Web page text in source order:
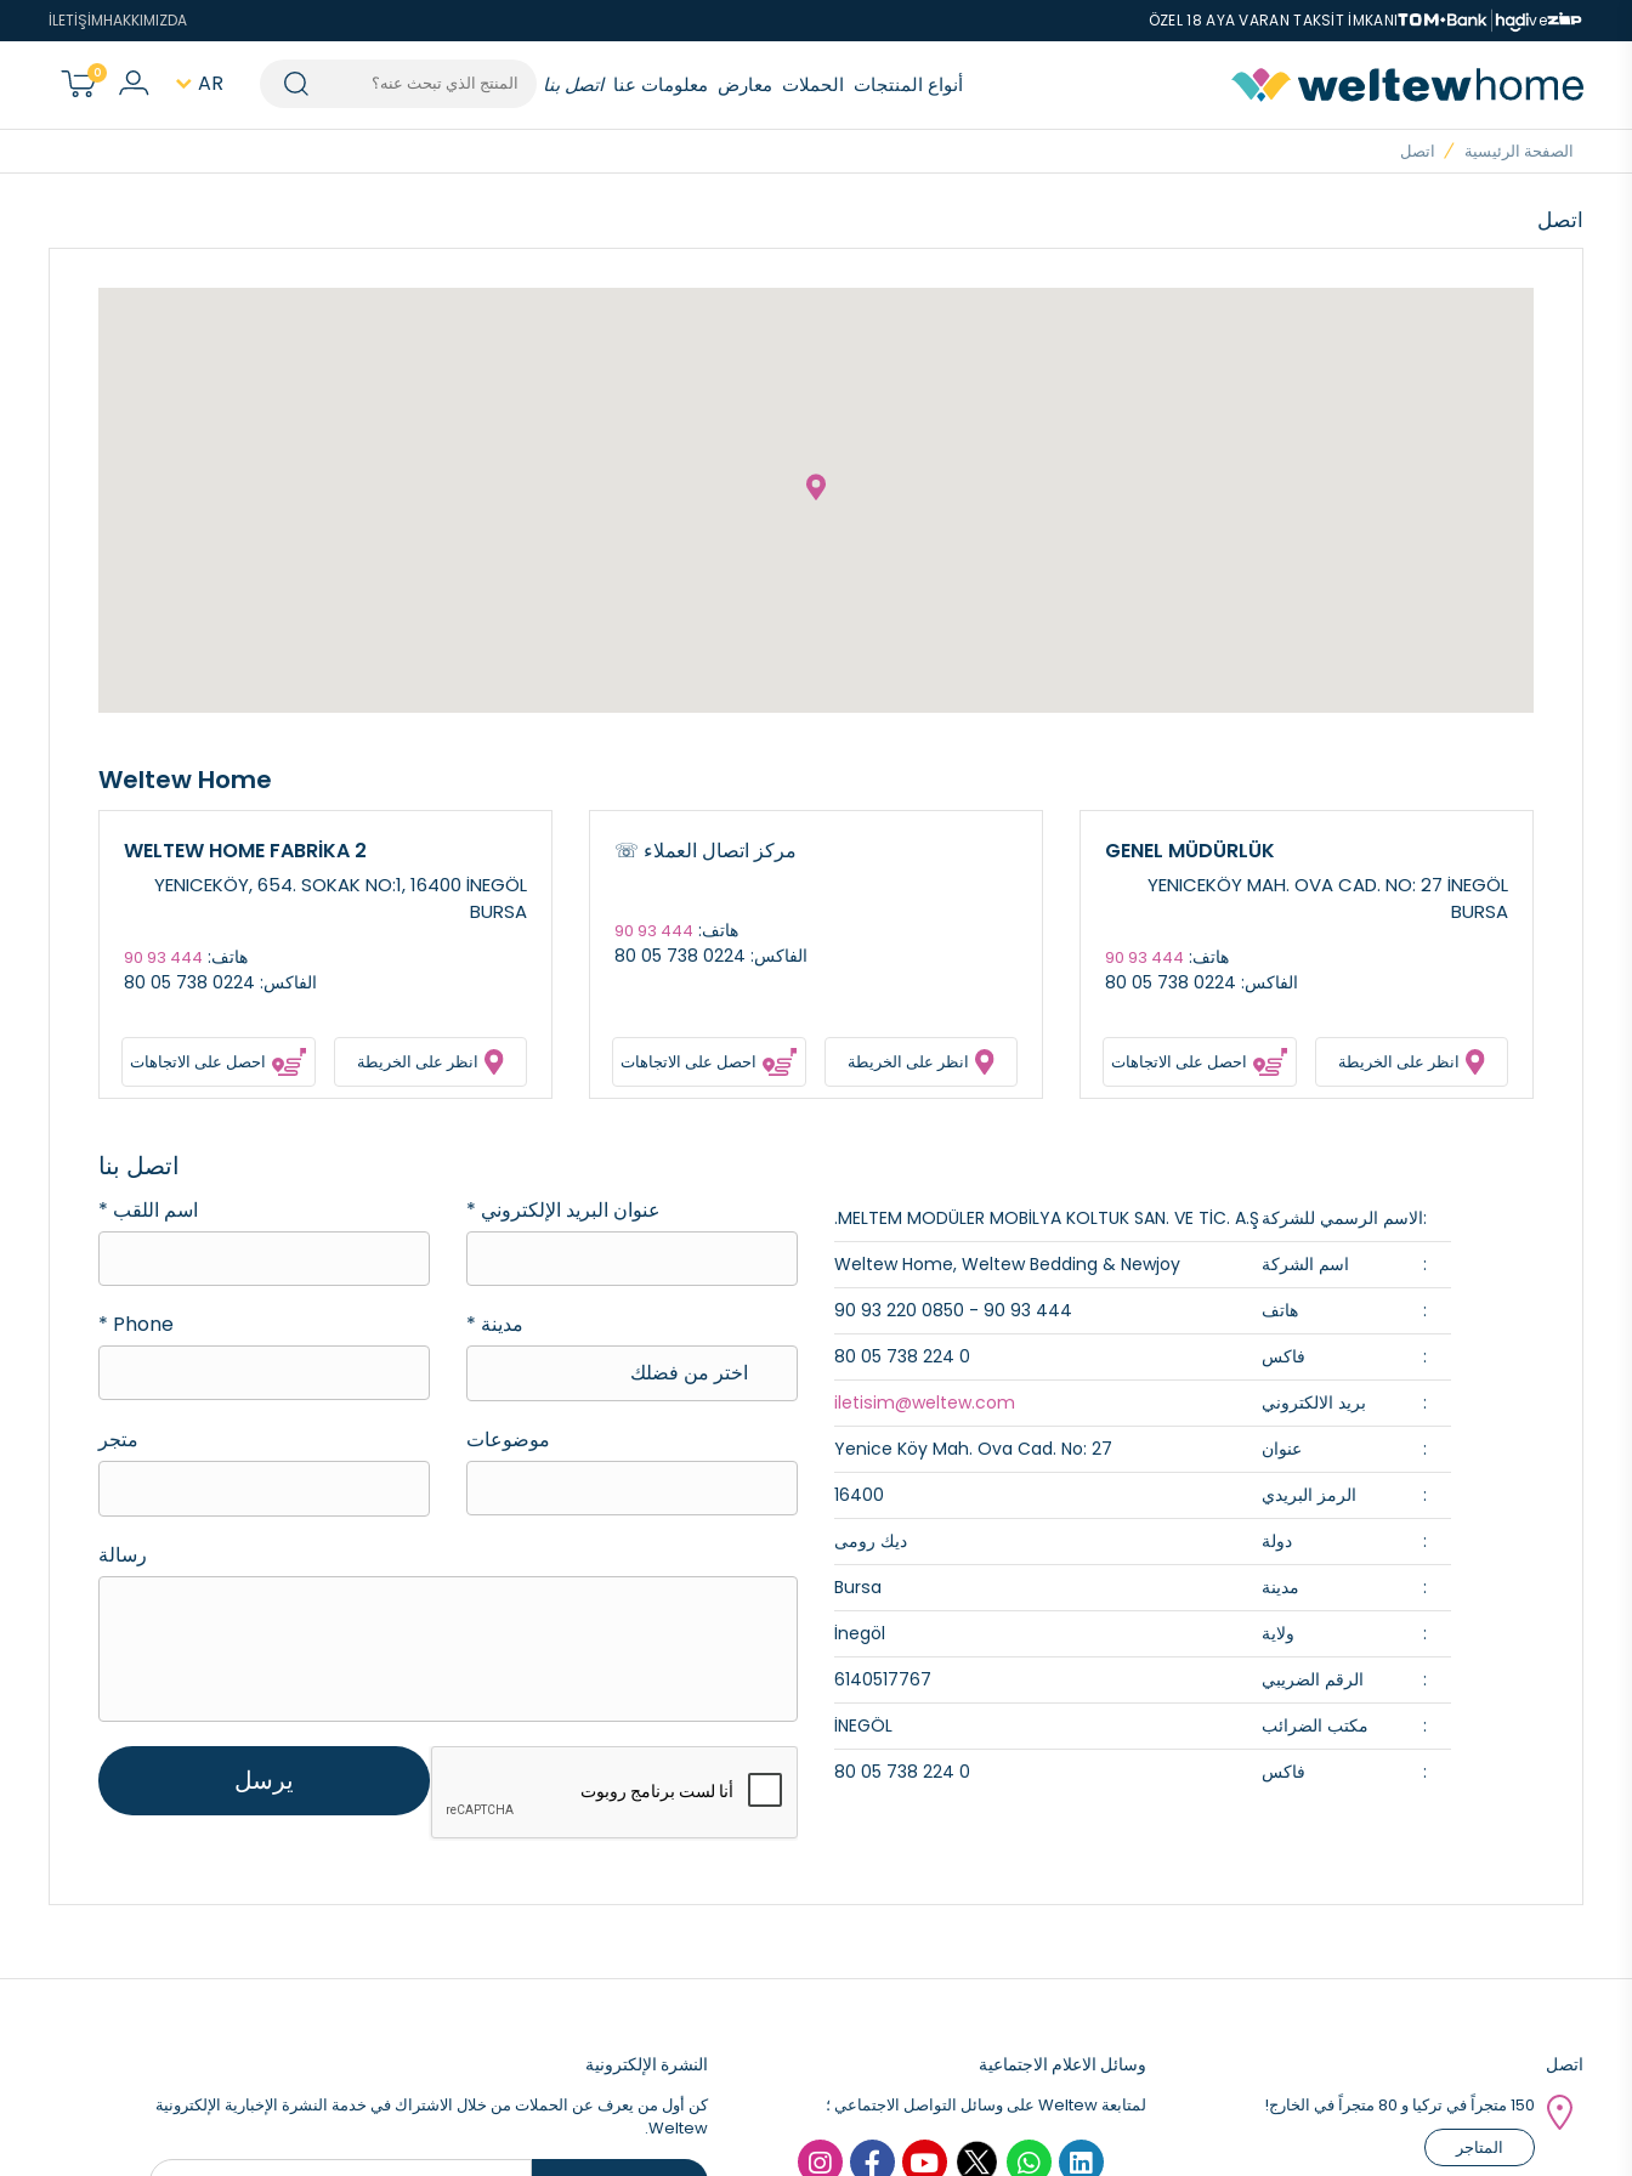
ve
ÖZEL 18 AYA VARAN TAKSİT İMKANI
HAKKIMIZDA
İLETİŞİM
أنواع المنتجات الحملات معارض معلومات عنا اتصل بنا AR
0
الصفحة الرئيسية اتصل
اتصل
Weltew Home
GENEL MÜDÜRLÜK
YENICEKÖY MAH. OVA CAD. NO: 27 İNEGÖL
BURSA
هاتف: 444 93 90
الفاكس: 0224 738 05 80
انظر على الخريطة احصل على الاتجاهات
مركز اتصال العملاء ☏
هاتف: 444 93 90
الفاكس: 0224 738 05 80
انظر على الخريطة احصل على الاتجاهات
WELTEW HOME FABRİKA 2
YENICEKÖY, 654. SOKAK NO:1, 16400 İNEGÖL
BURSA
هاتف: 444 93 90
الفاكس: 0224 738 05 80
انظر على الخريطة احصل على الاتجاهات
اتصل بنا
الاسم الرسمي للشركة MELTEM MODÜLER MOBİLYA KOLTUK SAN. VE TİC. A.Ş.
اسم الشركة
Weltew Home, Weltew Bedding & Newjoy
هاتف
444 93 90 - 0850 220 93 90
فاكس
0 224 738 05 80
بريد الالكتروني
iletisim@weltew.com
عنوان
Yenice Köy Mah. Ova Cad. No: 27
الرمز البريدي
16400
دولة
ديك رومى
مدينة
Bursa
ولاية
İnegöl
الرقم الضريبي
6140517767
مكتب الضرائب
İNEGÖL
فاكس
0 224 738 05 80
اسم اللقب * عنوان البريد الإلكتروني *
Phone * مدينة *
متجر موضوعات
رسالة
يرسل
اتصل
150 متجراً في تركيا و 80 متجراً في الخارج!
المتاجر
وسائل الاعلام الاجتماعية
لمتابعة Weltew على وسائل التواصل الاجتماعي ؛
النشرة الإلكترونية
كن أول من يعرف عن الحملات من خلال الاشتراك في خدمة النشرة الإخبارية الإلكترونية
Weltew.